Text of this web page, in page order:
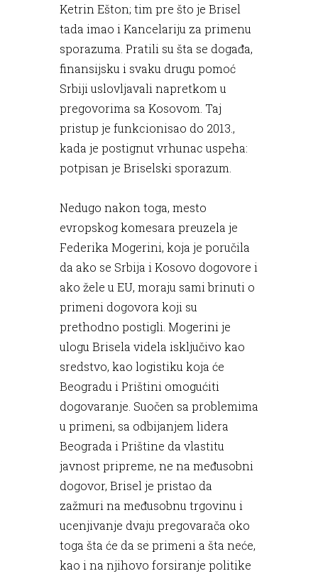
Ketrin Ešton; tim pre što je Brisel
tada imao i Kancelariju za primenu
sporazuma. Pratili su šta se događa,
finansijsku i svaku drugu pomoć
Srbiji uslovljavali napretkom u
pregovorima sa Kosovom. Taj
pristup je funkcionisao do 2013.,
kada je postignut vrhunac uspeha:
potpisan je Briselski sporazum.
Nedugo nakon toga, mesto
evropskog komesara preuzela je
Federika Mogerini, koja je poručila
da ako se Srbija i Kosovo dogovore i
ako žele u EU, moraju sami brinuti o
primeni dogovora koji su
prethodno postigli. Mogerini je
ulogu Brisela videla isključivo kao
sredstvo, kao logistiku koja će
Beogradu i Prištini omogućiti
dogovaranje. Suočen sa problemima
u primeni, sa odbijanjem lidera
Beograda i Prištine da vlastitu
javnost pripreme, ne na međusobni
dogovor, Brisel je pristao da
zažmuri na međusobnu trgovinu i
ucenjivanje dvaju pregovarača oko
toga šta će da se primeni a šta neće,
kao i na njihovo forsiranje politike